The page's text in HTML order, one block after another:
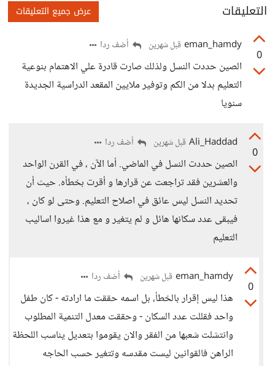
التعليقات عرض جميع التعليقات
0
eman_hamdy قبل شهرين أضف ردا
الصين حددت النسل ولذلك صارت قادرة علي الاهتمام بنوعية
التعليم بدلا من الكم وتوفير ملايين المقعد الدراسية الجديدة
سنويا
0
Ali_Haddad قبل شهرين أضف ردا
الصين حددت النسل في الماضي. أما الآن ، في القرن الواحد
والعشرين فقد تراجعت عن قرارها و أقرت بخطأه. حيث أن
تحديد النسل ليس عائق في اصلاح التعليم. وحتى لو كان ،
فيبقى عدد سكانها هائل و لم يتغير و مع هذا غيروا اساليب
التعليم
0
eman_hamdy قبل شهرين أضف ردا
هذا ليس إقرار بالخطأ، بل اسمه حققت ما ارادته - كان طفل
واحد فقللت عدد السكان - وحققت معدل التنمية المطلوب
وانتشلت شعبها من الفقر والان يقوموا بتعديل يناسب اللحظة
الراهن فالقوانين ليست مقدسه وتتغير حسب الحاجه